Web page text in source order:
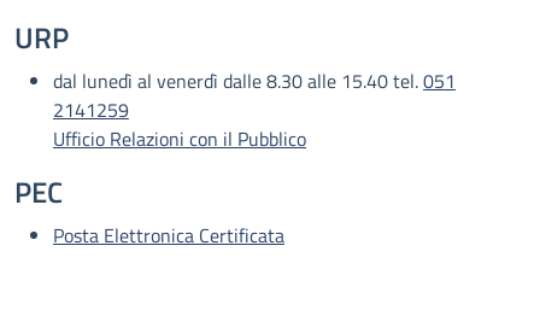
URP
dal lunedì al venerdì dalle 8.30 alle 15.40 tel.051
2141259
Ufficio Relazioni con il Pubblico
PEC
Posta Elettronica Certificata